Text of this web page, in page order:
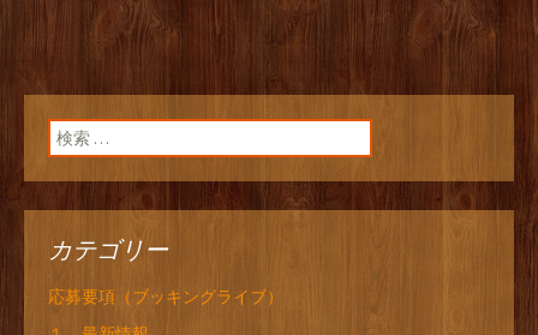
検索:
カテゴリー
応募要項（ブッキングライブ）